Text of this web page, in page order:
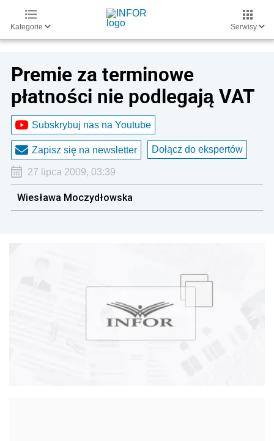
Kategorie Serwisy
Premie za terminowe
płatności nie podlegają VAT
Subskrybuj nas na Youtube
Zapisz się na newsletter Dołącz do ekspertów
27 lipca 2009, 03:39
Wiesława Moczydłowska